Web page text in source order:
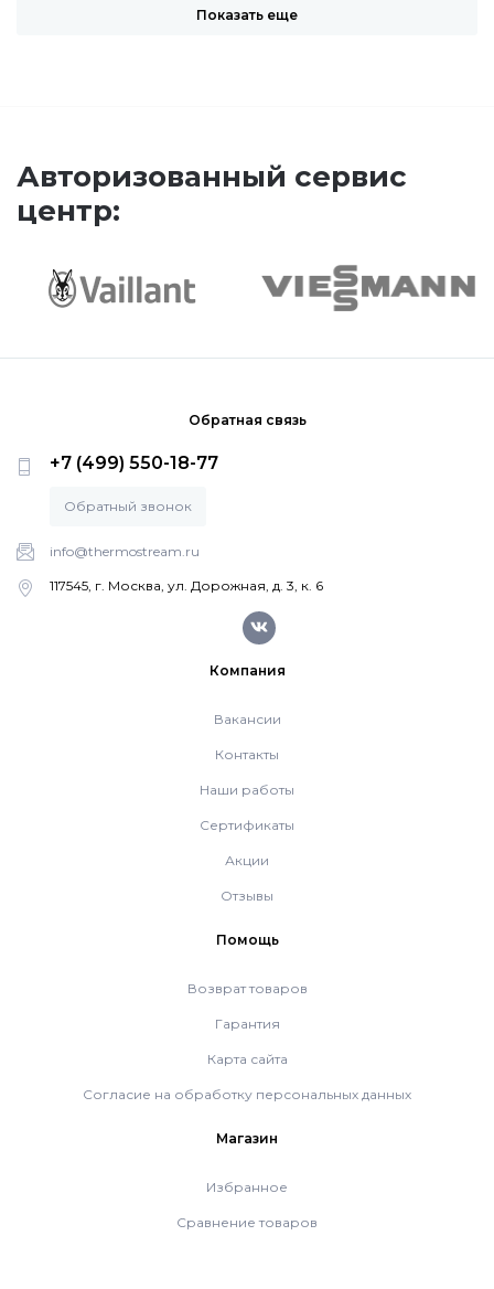
Показать еще
Авторизованный сервис
центр:
Обратная связь
+7 (499) 550-18-77
Обратный звонок
info@thermostream.ru
117545, г. Москва, ул. Дорожная, д. 3, к. 6
Компания
Вакансии
Контакты
Наши работы
Сертификаты
Акции
Отзывы
Помощь
Возврат товаров
Гарантия
Карта сайта
Согласие на обработку персональных данных
Магазин
Избранное
Сравнение товаров